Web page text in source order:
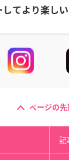
してより楽し
ページの先
記